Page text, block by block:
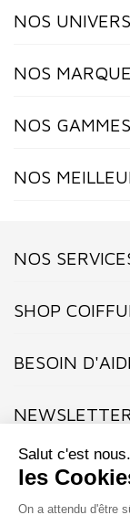
NOS
NOS
NOS GAMMES
NOS
NOS
SHOP
BESOIN
Inscrivez-vous dès
exclusivité nos